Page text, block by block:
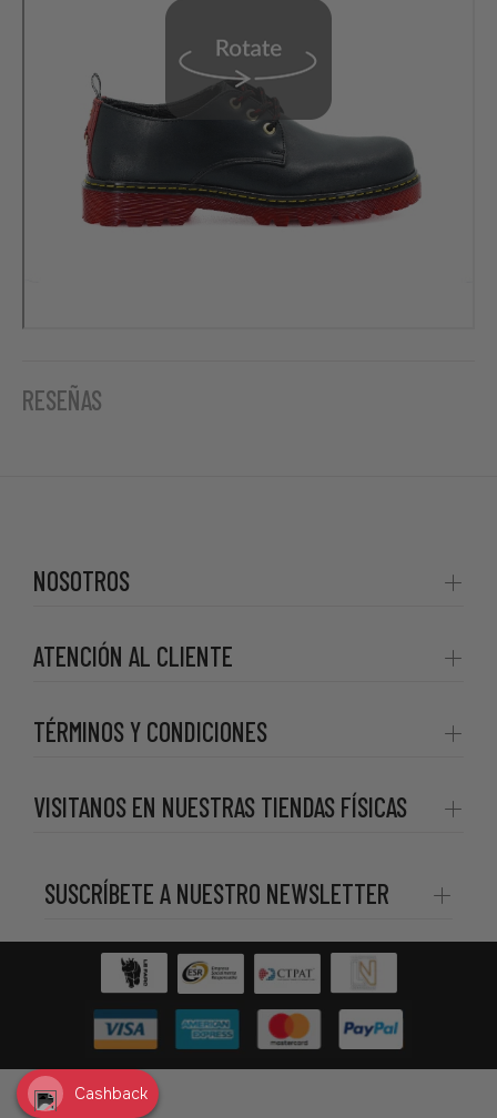
RESEÑAS
SUSCRÍBETE A NUESTRO NEWSLETTER
NOSOTROS
ATENCIÓN AL CLIENTE
TÉRMINOS Y CONDICIONES
VISITANOS EN NUESTRAS TIENDAS FÍSICAS
Cashback